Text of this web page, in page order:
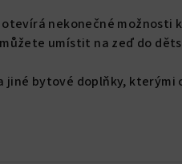
nekonečné
umístit na zeď do
jiné bytové doplňky, kterými